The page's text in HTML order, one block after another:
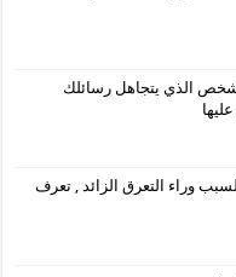
الذي يتجاهل رسائلك
وراء التعرق الزائد , تعرف